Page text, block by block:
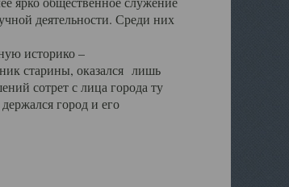
деятельности. Среди них
историко –
старины, оказался лишь
сотрет с лица города ту
город и его